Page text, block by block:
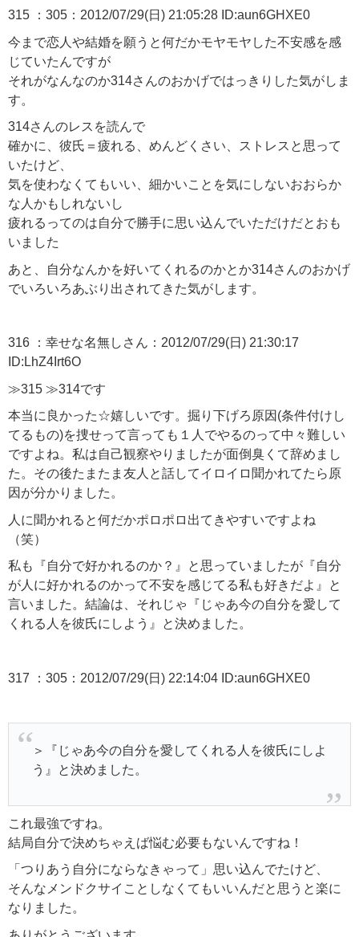
315 ：305：2012/07/29(日) 21:05:28 ID:aun6GHXE0
今まで恋人や結婚を願うと何だかモヤモヤした不安感を感
じていたんですが
それがなんなのか314さんのおかげではっきりした気がしま
す。
314さんのレスを読んで
確かに、彼氏＝疲れる、めんどくさい、ストレスと思って
いたけど、
気を使わなくてもいい、細かいことを気にしないおおらか
な人かもしれないし
疲れるってのは自分で勝手に思い込んでいただけだとおも
いました
あと、自分なんかを好いてくれるのかとか314さんのおかげ
でいろいろあぶり出されてきた気がします。
316 ：幸せな名無しさん：2012/07/29(日) 21:30:17
ID:LhZ4Irt6O
≫315 ≫314です
本当に良かった☆嬉しいです。掘り下げろ原因(条件付けし
てるもの)を捜せって言っても１人でやるのって中々難しい
ですよね。私は自己観察やりましたが面倒臭くて辞めまし
た。その後たまたま友人と話してイロイロ聞かれてたら原
因が分かりました。
人に聞かれると何だかポロポロ出てきやすいですよね
（笑）
私も『自分で好かれるのか？』と思っていましたが『自分
が人に好かれるのかって不安を感じてる私も好きだよ』と
言いました。結論は、それじゃ『じゃあ今の自分を愛して
くれる人を彼氏にしよう』と決めました。
317 ：305：2012/07/29(日) 22:14:04 ID:aun6GHXE0
＞『じゃあ今の自分を愛してくれる人を彼氏にしよ
う』と決めました。
これ最強ですね。
結局自分で決めちゃえば悩む必要もないんですね！
「つりあう自分にならなきゃって」思い込んでたけど、
そんなメンドクサイことしなくてもいいんだと思うと楽に
なりました。